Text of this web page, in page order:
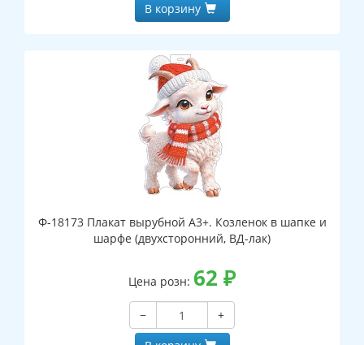
В корзину
Ф-18173 Плакат вырубной А3+. Козленок в шапке и
шарфе (двухсторонний, ВД-лак)
Цена розн: 62 ₽
−
+